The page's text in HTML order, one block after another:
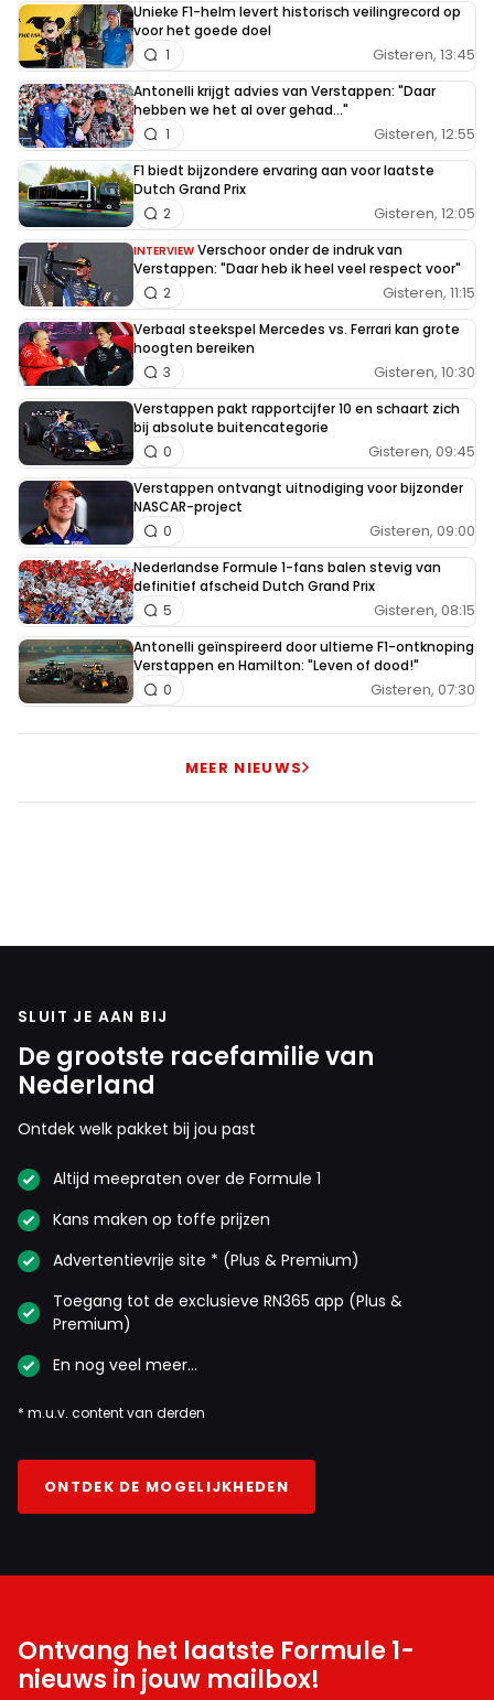
Unieke F1-helm levert historisch veilingrecord op
voor het goede doel
Gisteren, 13:45
1
Antonelli krijgt advies van Verstappen: "Daar
hebben we het al over gehad..."
Gisteren, 12:55
1
F1 biedt bijzondere ervaring aan voor laatste
Dutch Grand Prix
Gisteren, 12:05
2
INTERVIEW Verschoor onder de indruk van
Verstappen: "Daar heb ik heel veel respect voor"
Gisteren, 11:15
2
Verbaal steekspel Mercedes vs. Ferrari kan grote
hoogten bereiken
Gisteren, 10:30
3
Verstappen pakt rapportcijfer 10 en schaart zich
bij absolute buitencategorie
Gisteren, 09:45
0
Verstappen ontvangt uitnodiging voor bijzonder
NASCAR-project
Gisteren, 09:00
0
Nederlandse Formule 1-fans balen stevig van
definitief afscheid Dutch Grand Prix
Gisteren, 08:15
5
Antonelli geïnspireerd door ultieme F1-ontknoping
Verstappen en Hamilton: "Leven of dood!"
Gisteren, 07:30
0
MEER NIEUWS
SLUIT JE AAN BIJ
De grootste racefamilie van
Nederland
Ontdek welk pakket bij jou past
Altijd meepraten over de Formule 1
Kans maken op toffe prijzen
Advertentievrije site * (Plus & Premium)
Toegang tot de exclusieve RN365 app (Plus &
Premium)
En nog veel meer…
* m.u.v. content van derden
ONTDEK DE MOGELIJKHEDEN
Ontvang het laatste Formule 1-
nieuws in jouw mailbox!